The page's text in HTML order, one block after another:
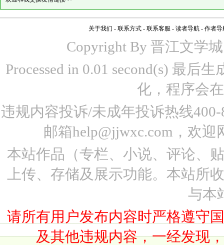
关于我们 - 联系方式 - 联系客服 - 读者导航 - 作者导
Copyright By 晋江文学
Processed in 0.01 second(s) 最后
化，程序会
违规内容投诉/未成年投诉热线
邮箱help@jjwxc.com，欢
本站作品（专栏、小说、评论、
上传、存储及展示功能。本站所
与本
请所有用户发布内容时严格遵守
及其他违规内容，一经发现